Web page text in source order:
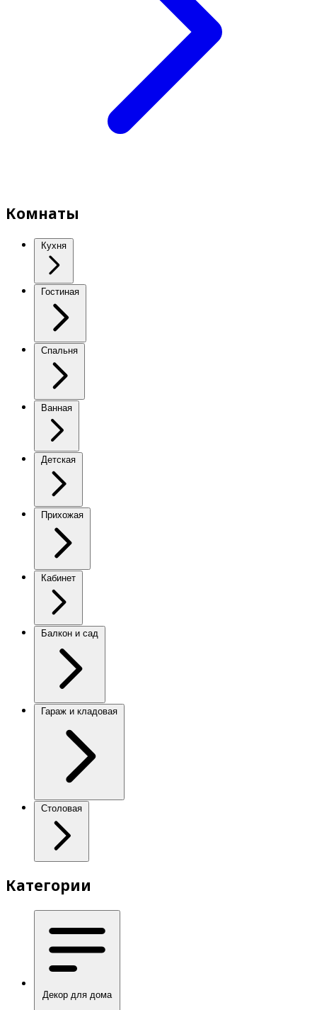
Комнаты
Кухня
Гостиная
Спальня
Ванная
Детская
Прихожая
Кабинет
Балкон и сад
Гараж и кладовая
Столовая
Категории
Декор для дома